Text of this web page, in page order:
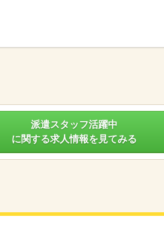
派遣スタッフ活躍中
に関する求人情報を見てみる